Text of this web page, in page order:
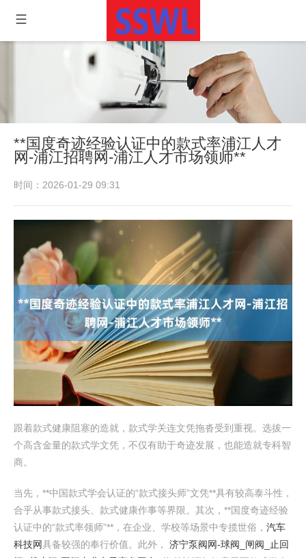
**国度奇迹经验认证中的款式率浦江人才
网-浦江招聘网-浦江人才市场领师**
时间：2026-01-29 09:31
跟着款式健康阻塞的造就，款式学关连文凭拖沓受到重视。选拔一
个高含金量的款式学文凭，不仅有助于奇迹发展，也能造就专科智
商。
当先，**中国款式学会认证的“款式接头师”文凭**具有较高泰斗性，
合乎从事款式接头、款式健康作事等界限。其次，**国度奇迹经验
认证中的“款式率领师”**，在企业、学校等场景中专揽世俗， 汽车
科技网具备较强的奉行价值。此外， 济宁泵阀网-球阀_闸阀_止回